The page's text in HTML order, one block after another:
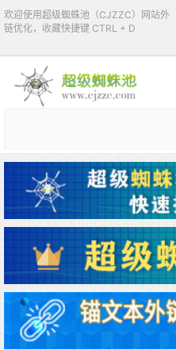
欢迎使用超级蜘蛛池（CJZZC）网站外
链优化，收藏快捷键 CTRL + D